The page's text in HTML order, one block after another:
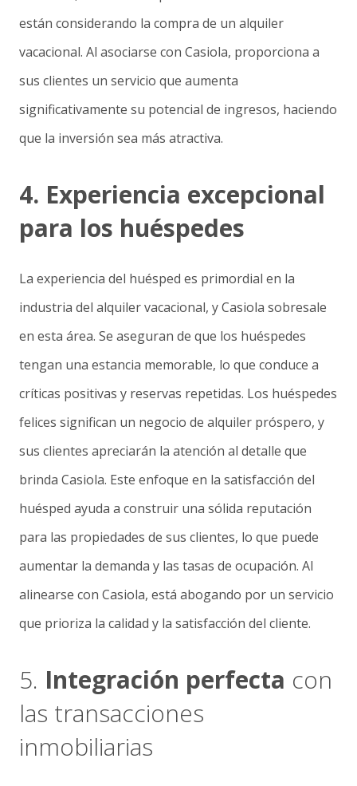
están considerando la compra de un alquiler
vacacional. Al asociarse con Casiola, proporciona a
sus clientes un servicio que aumenta
significativamente su potencial de ingresos, haciendo
que la inversión sea más atractiva.
4. Experiencia excepcional
para los huéspedes
La experiencia del huésped es primordial en la
industria del alquiler vacacional, y Casiola sobresale
en esta área. Se aseguran de que los huéspedes
tengan una estancia memorable, lo que conduce a
críticas positivas y reservas repetidas. Los huéspedes
felices significan un negocio de alquiler próspero, y
sus clientes apreciarán la atención al detalle que
brinda Casiola. Este enfoque en la satisfacción del
huésped ayuda a construir una sólida reputación
para las propiedades de sus clientes, lo que puede
aumentar la demanda y las tasas de ocupación. Al
alinearse con Casiola, está abogando por un servicio
que prioriza la calidad y la satisfacción del cliente.
5. Integración perfecta con
las transacciones
inmobiliarias